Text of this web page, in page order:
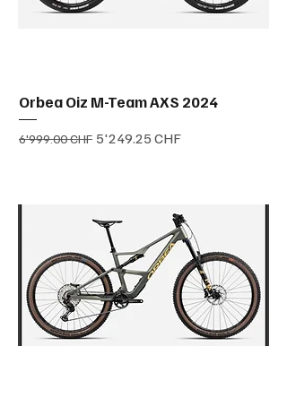
Orbea Oiz M-Team AXS 2024
Prix original
6'999.00 CHF Prix promotionnel
5'249.25 CHF